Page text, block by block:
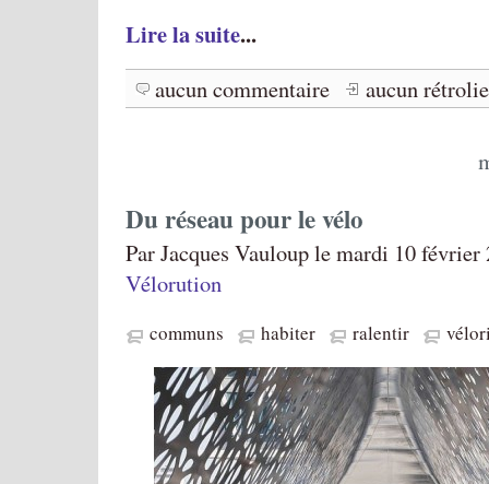
Lire la suite...
aucun commentaire aucun
Du réseau pour le vélo
Par Jacques Vauloup le mardi 10 février
Vélorution
communs habiter ralentir